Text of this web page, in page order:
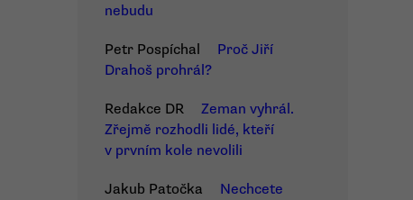
nebudu
Petr Pospíchal
Proč Jiří
Drahoš prohrál?
Redakce DR
Zeman vyhrál.
Zřejmě rozhodli lidé, kteří
v prvním kole nevolili
Jakub Patočka
Nechcete